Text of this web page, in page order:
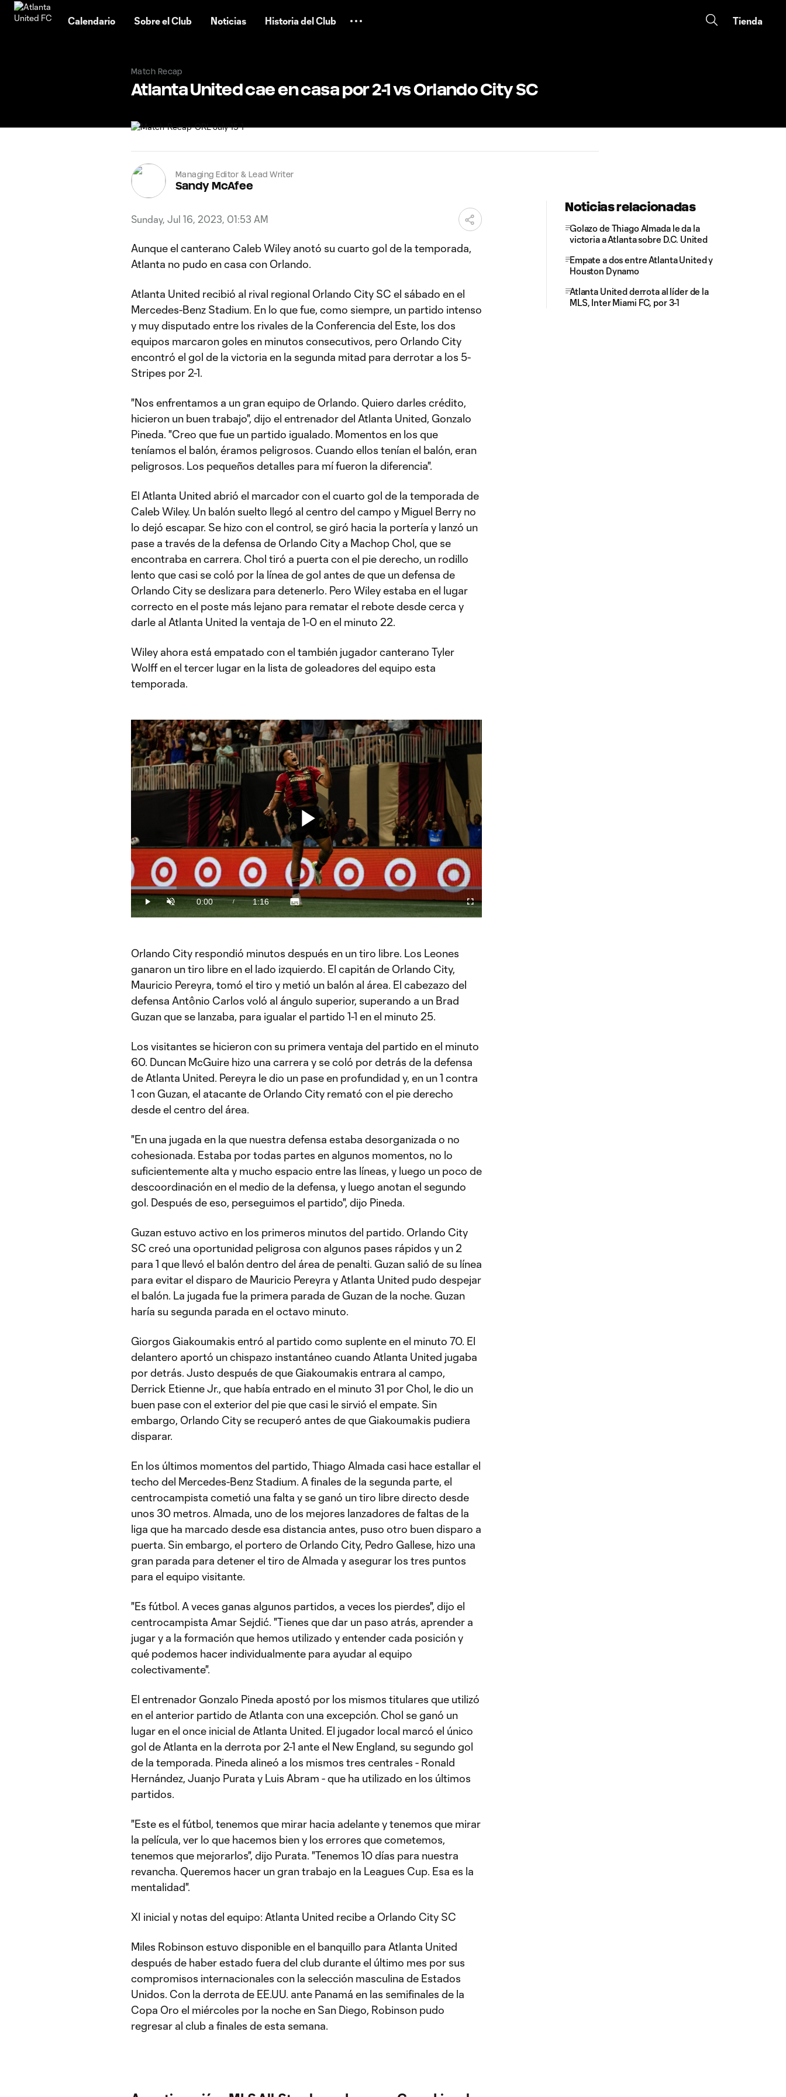
Calendario Sobre el Club Noticias Historia del Club Tienda
Match Recap
Atlanta United cae en casa por 2-1 vs Orlando City SC
Managing Editor & Lead Writer
Sandy McAfee
Sunday, Jul 16, 2023, 01:53 AM
Aunque el canterano Caleb Wiley anotó su cuarto gol de la temporada,
Atlanta no pudo en casa con Orlando.
Atlanta United recibió al rival regional Orlando City SC el sábado en el
Mercedes-Benz Stadium. En lo que fue, como siempre, un partido intenso
y muy disputado entre los rivales de la Conferencia del Este, los dos
equipos marcaron goles en minutos consecutivos, pero Orlando City
encontró el gol de la victoria en la segunda mitad para derrotar a los 5-
Stripes por 2-1.
"Nos enfrentamos a un gran equipo de Orlando. Quiero darles crédito,
hicieron un buen trabajo", dijo el entrenador del Atlanta United, Gonzalo
Pineda. "Creo que fue un partido igualado. Momentos en los que
teníamos el balón, éramos peligrosos. Cuando ellos tenían el balón, eran
peligrosos. Los pequeños detalles para mí fueron la diferencia".
El Atlanta United abrió el marcador con el cuarto gol de la temporada de
Caleb Wiley. Un balón suelto llegó al centro del campo y Miguel Berry no
lo dejó escapar. Se hizo con el control, se giró hacia la portería y lanzó un
pase a través de la defensa de Orlando City a Machop Chol, que se
encontraba en carrera. Chol tiró a puerta con el pie derecho, un rodillo
lento que casi se coló por la línea de gol antes de que un defensa de
Orlando City se deslizara para detenerlo. Pero Wiley estaba en el lugar
correcto en el poste más lejano para rematar el rebote desde cerca y
darle al Atlanta United la ventaja de 1-0 en el minuto 22.
Wiley ahora está empatado con el también jugador canterano Tyler
Wolff en el tercer lugar en la lista de goleadores del equipo esta
temporada.
Play
Video
Play Unmute
Current
Time
0:00 /
Duration
1:16
Loaded:
13.07%
Subtitles
Fullscreen
Orlando City respondió minutos después en un tiro libre. Los Leones
ganaron un tiro libre en el lado izquierdo. El capitán de Orlando City,
Mauricio Pereyra, tomó el tiro y metió un balón al área. El cabezazo del
defensa Antônio Carlos voló al ángulo superior, superando a un Brad
Guzan que se lanzaba, para igualar el partido 1-1 en el minuto 25.
Los visitantes se hicieron con su primera ventaja del partido en el minuto
60. Duncan McGuire hizo una carrera y se coló por detrás de la defensa
de Atlanta United. Pereyra le dio un pase en profundidad y, en un 1 contra
1 con Guzan, el atacante de Orlando City remató con el pie derecho
desde el centro del área.
"En una jugada en la que nuestra defensa estaba desorganizada o no
cohesionada. Estaba por todas partes en algunos momentos, no lo
suficientemente alta y mucho espacio entre las líneas, y luego un poco de
descoordinación en el medio de la defensa, y luego anotan el segundo
gol. Después de eso, perseguimos el partido", dijo Pineda.
Guzan estuvo activo en los primeros minutos del partido. Orlando City
SC creó una oportunidad peligrosa con algunos pases rápidos y un 2
para 1 que llevó el balón dentro del área de penalti. Guzan salió de su línea
para evitar el disparo de Mauricio Pereyra y Atlanta United pudo despejar
el balón. La jugada fue la primera parada de Guzan de la noche. Guzan
haría su segunda parada en el octavo minuto.
Giorgos Giakoumakis entró al partido como suplente en el minuto 70. El
delantero aportó un chispazo instantáneo cuando Atlanta United jugaba
por detrás. Justo después de que Giakoumakis entrara al campo,
Derrick Etienne Jr., que había entrado en el minuto 31 por Chol, le dio un
buen pase con el exterior del pie que casi le sirvió el empate. Sin
embargo, Orlando City se recuperó antes de que Giakoumakis pudiera
disparar.
En los últimos momentos del partido, Thiago Almada casi hace estallar el
techo del Mercedes-Benz Stadium. A finales de la segunda parte, el
centrocampista cometió una falta y se ganó un tiro libre directo desde
unos 30 metros. Almada, uno de los mejores lanzadores de faltas de la
liga que ha marcado desde esa distancia antes, puso otro buen disparo a
puerta. Sin embargo, el portero de Orlando City, Pedro Gallese, hizo una
gran parada para detener el tiro de Almada y asegurar los tres puntos
para el equipo visitante.
"Es fútbol. A veces ganas algunos partidos, a veces los pierdes", dijo el
centrocampista Amar Sejdić. "Tienes que dar un paso atrás, aprender a
jugar y a la formación que hemos utilizado y entender cada posición y
qué podemos hacer individualmente para ayudar al equipo
colectivamente".
El entrenador Gonzalo Pineda apostó por los mismos titulares que utilizó
en el anterior partido de Atlanta con una excepción. Chol se ganó un
lugar en el once inicial de Atlanta United. El jugador local marcó el único
gol de Atlanta en la derrota por 2-1 ante el New England, su segundo gol
de la temporada. Pineda alineó a los mismos tres centrales - Ronald
Hernández, Juanjo Purata y Luis Abram - que ha utilizado en los últimos
partidos.
"Este es el fútbol, tenemos que mirar hacia adelante y tenemos que mirar
la película, ver lo que hacemos bien y los errores que cometemos,
tenemos que mejorarlos", dijo Purata. "Tenemos 10 días para nuestra
revancha. Queremos hacer un gran trabajo en la Leagues Cup. Esa es la
mentalidad".
XI inicial y notas del equipo: Atlanta United recibe a Orlando City SC
Miles Robinson estuvo disponible en el banquillo para Atlanta United
después de haber estado fuera del club durante el último mes por sus
compromisos internacionales con la selección masculina de Estados
Unidos. Con la derrota de EE.UU. ante Panamá en las semifinales de la
Copa Oro el miércoles por la noche en San Diego, Robinson pudo
regresar al club a finales de esta semana.
Noticias relacionadas
Golazo de Thiago Almada le da la
victoria a Atlanta sobre D.C. United
Empate a dos entre Atlanta United y
Houston Dynamo
Atlanta United derrota al líder de la
MLS, Inter Miami FC, por 3-1